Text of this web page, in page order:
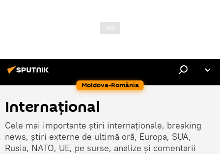
Moldova-România
Internaţional
Cele mai importante știri internaționale, breaking
news, știri externe de ultimă oră, Europa, SUA,
Rusia, NATO, UE, pe surse, analize și comentarii